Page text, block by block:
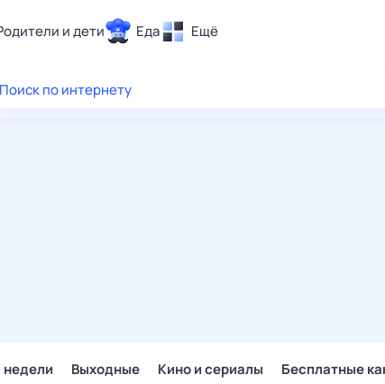
и дети Еда Ещё
Здоровье
Поиск по интернету
Выходные Кино и сериалы Бесплатные